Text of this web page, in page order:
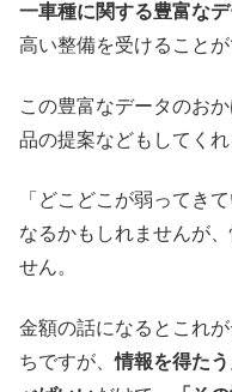
一車種に関する豊富な
高い整備を受けることが
この豊富なデータのお
品の提案などもしてく
「どこどこが弱ってき
なるかもしれませんが
せん。
金額の話になるとこれ
ちですが、情報を得た